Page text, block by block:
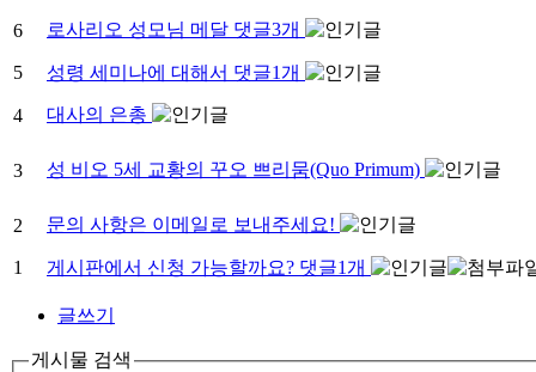
6 로사리오 성모님 메달 댓글3개
5 성령 세미나에 대해서 댓글1개
4 대사의 은총
3 성 비오 5세 교황의 꾸오 쁘리뭄(Quo Primum)
2 문의 사항은 이메일로 보내주세요!
1 게시판에서 신청 가능할까요? 댓글1개
글쓰기
게시물 검색